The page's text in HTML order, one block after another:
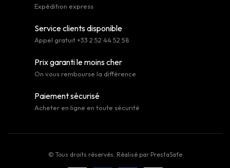
Expédition express
Service clients disponible
Appel gratuit +33 2 52 44 52 58
Prix garanti le moins cher
On vous rembourse la différence
Paiement sécurisé
Acheter en ligne en toute sécurité
© Tous droits réservés. Réalisé par PrestaSafe